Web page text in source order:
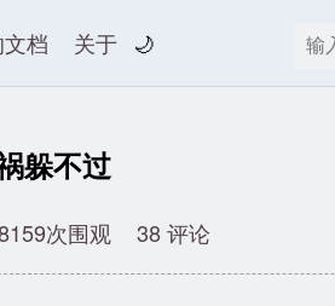
档 关于 🌙
躲不过
次围观 38 评论